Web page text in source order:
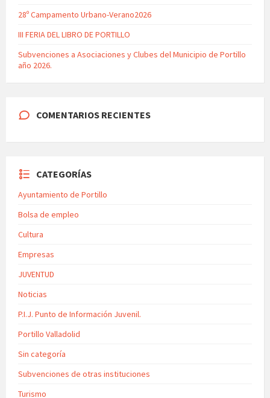
28º Campamento Urbano-Verano2026
III FERIA DEL LIBRO DE PORTILLO
Subvenciones a Asociaciones y Clubes del Municipio de Portillo
año 2026.
COMENTARIOS RECIENTES
CATEGORÍAS
Ayuntamiento de Portillo
Bolsa de empleo
Cultura
Empresas
JUVENTUD
Noticias
P.I.J. Punto de Información Juvenil.
Portillo Valladolid
Sin categoría
Subvenciones de otras instituciones
Turismo